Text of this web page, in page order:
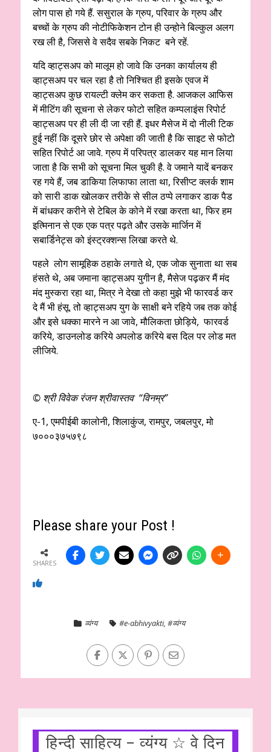
लोग पास हो गये हैं. ससुराल के ग्रुप, परिवार के ग्रुप और
बच्चों के ग्रुप की नोटीफिकेशन टोन ही उन्होने बिल्कुल अलग
रख ली है, जिससे वे सदैव सबके निकट बने रहें.
यदि व्हाट्सअप को मालूम हो जावे कि उनका कार्यालय ही
व्हाट्सअप पर चल रहा है तो निश्चित ही इसके एवज में
व्हाट्सअप कुछ रायल्टी क्लेम कर सकता है. आजकल आफिस
में मीटिंग की सूचना से लेकर फोटो सहित कम्पलाइंस रिपोर्ट
व्हाट्सअप पर ही ली दी जा रही हैं. इधर मैसेज में दो नीली टिक
हुई नहीं कि दूसरे छोर से अपेक्षा की जाती है कि साइट से फोटो
सहित रिपोर्ट आ जावे. ग्रुप में परिपत्र डालकर यह मान लिया
जाता है कि सभी को सूचना मिल चुकी है. वे जमाने यादें बनकर
रह गये हैं, जब डाकिया लिफाफा लाता था, रिसीप्ट क्लर्क शाम
को सारी डाक खोलकर तरीके से सील ठप्पे लगाकर डाक पैड
में बांधकर करीने से टेबिल के कोने में रखा करता था, फिर हम
इत्मिनान से एक एक पत्र पढ़ते और उसके मार्जिन में
सबार्डिनेट्स को इंस्ट्रक्शन्स लिखा करते थे.
पहले लोग सामूहिक ठहाके लगाते थे, एक जोक सुनाता था सब
हंसते थे, अब जमाना व्हाट्सअप युगीन है, मैसेज पढ़कर मैं मंद
मंद मुस्करा रहा था, मित्र ने देखा तो कहा मुझे भी फारवर्ड कर
दे मैं भी हंसू. तो व्हाट्सअप युग के साक्षी बने रहिये जब तक कोई
और इसे धक्का मारने न आ जावे, मौलिकता छोड़िये, फारवर्ड
करिये, डाउनलोड करिये अपलोड करिये बस दिल पर लोड मत
लीजिये.
© श्री विवेक रंजन श्रीवास्तव “विनम्र”
ए-1, एमपीईबी कालोनी, शिलाकुंज, रामपुर, जबलपुर, मो
७०००३७५७९८
Please share your Post !
SHARES
व्यंग्य #e-abhivyakti, #व्यंग्य
हिन्दी साहित्य – व्यंग्य ☆ वे दिन